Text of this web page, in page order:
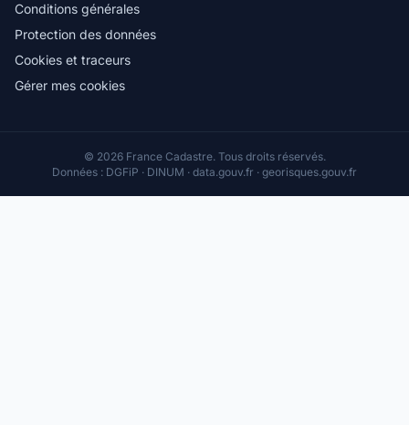
Conditions générales
Protection des données
Cookies et traceurs
Gérer mes cookies
© 2026 France Cadastre. Tous droits réservés.
Données : DGFiP · DINUM · data.gouv.fr · georisques.gouv.fr